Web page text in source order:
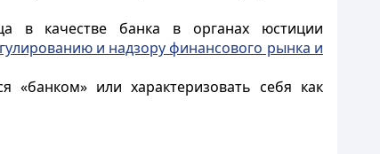
в качестве банка в органах юстиции
и надзору финансового рынка и
или характеризовать себя как